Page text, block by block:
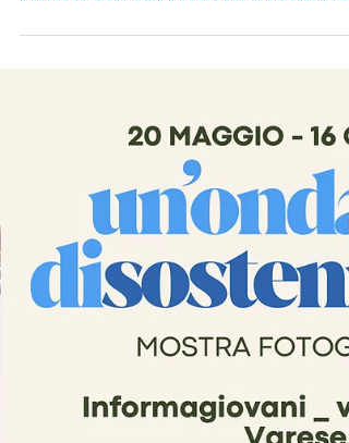
20 mag
a mappare le buone
pratiche di riduzione dei
rifiuti sul territorio